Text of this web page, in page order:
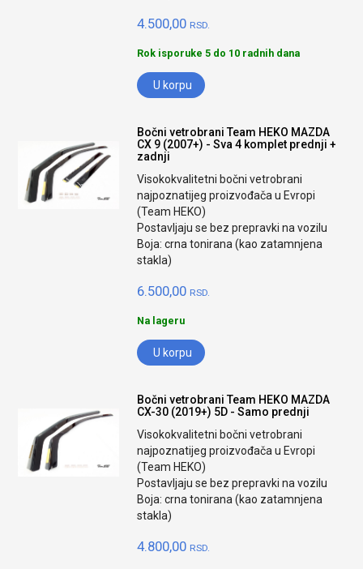
4.500,00 RSD.
Rok isporuke 5 do 10 radnih dana
U korpu
Bočni vetrobrani Team HEKO MAZDA
CX 9 (2007+) - Sva 4 komplet prednji +
zadnji
Visokokvalitetni bočni vetrobrani
najpoznatijeg proizvođača u Evropi
(Team HEKO)
Postavljaju se bez prepravki na vozilu
Boja: crna tonirana (kao zatamnjena
stakla)
6.500,00 RSD.
Na lageru
U korpu
Bočni vetrobrani Team HEKO MAZDA
CX-30 (2019+) 5D - Samo prednji
Visokokvalitetni bočni vetrobrani
najpoznatijeg proizvođača u Evropi
(Team HEKO)
Postavljaju se bez prepravki na vozilu
Boja: crna tonirana (kao zatamnjena
stakla)
4.800,00 RSD.